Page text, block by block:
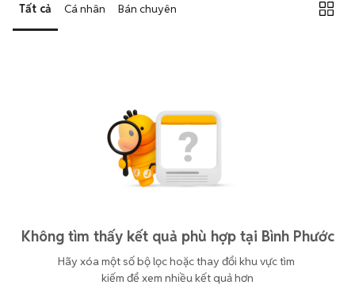
Tất cả Cá nhân Bán chuyên
Không tìm thấy kết quả phù hợp tại Bình Phước
Hãy xóa một số bộ lọc hoặc thay đổi khu vực tìm
kiếm để xem nhiều kết quả hơn